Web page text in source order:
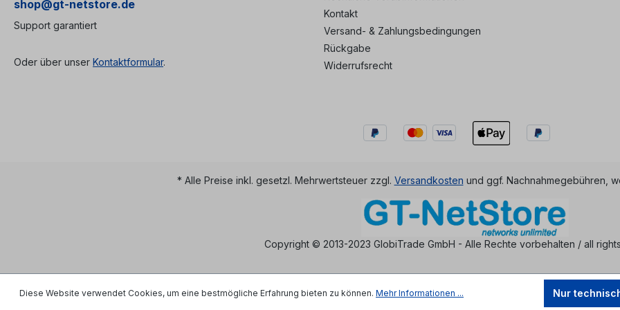
Produktvideo: Hersteller
Ripley /
Miller® Herstellerbezeichnun
SlitterModell / Herstellernr.
shop@gt-netstore.de
Support garantiert
Oder über unser Kontaktformular.
Kontakt
Versand- & Zahlungsbedingungen
Rückgabe
Widerrufsrecht
* Alle Preise inkl. gesetzl. Mehrwertsteuer zzgl. Versandkosten und ggf. Nachnahmegebühren,
Copyright © 2013-2023 GlobiTrade GmbH - Alle Rechte vorbehalten / all
Diese Website verwendet Cookies, um eine bestmögliche Erfahrung bieten zu können. Mehr Informationen ... Nur